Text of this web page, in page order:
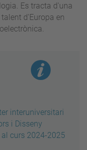
Es tracta d'una
d'Europa en
interuniversitari
i Disseny
curs 2024-2025